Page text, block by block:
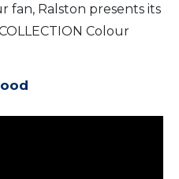
fan, Ralston presents its
Colour